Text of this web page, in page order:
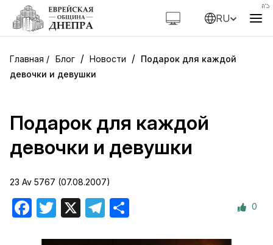
RU
Блог / Новости / Подарок для каждой
девочки и девушки
Подарок для каждой
девочки и девушки
23 Av 5767 (07.08.2007)
Facebook
Twitter Telegram 0